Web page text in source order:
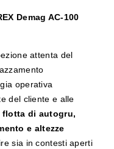
Demag AC-100
attenta del
operativa
del cliente e alle
flotta di autogru,
e altezze
sia in contesti aperti